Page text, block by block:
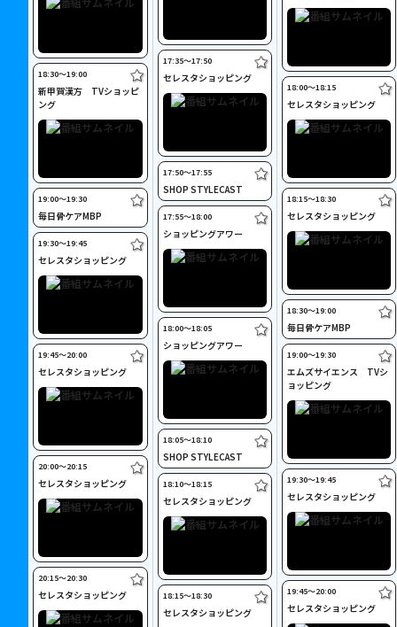
18:30〜19:00
新甲賀漢方 TVショッピ
ング
19:00〜19:30
毎日骨ケアMBP
19:30〜19:45
セレスタショッピング
19:45〜20:00
セレスタショッピング
20:00〜20:15
セレスタショッピング
20:15〜20:30
セレスタショッピング
17:35〜17:50
セレスタショッピング
17:50〜17:55
SHOP STYLECAST
17:55〜18:00
ショッピングアワー
18:00〜18:05
ショッピングアワー
18:05〜18:10
SHOP STYLECAST
18:10〜18:15
セレスタショッピング
18:15〜18:30
セレスタショッピング
18:00〜18:15
セレスタショッピング
18:15〜18:30
セレスタショッピング
18:30〜19:00
毎日骨ケアMBP
19:00〜19:30
エムズサイエンス TVシ
ョッピング
19:30〜19:45
セレスタショッピング
19:45〜20:00
セレスタショッピング